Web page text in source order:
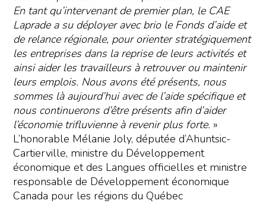
En tant qu’intervenant de premier plan, le CAE
Laprade a su déployer avec brio le Fonds d’aide et
de relance régionale, pour orienter stratégiquement
les entreprises dans la reprise de leurs activités et
ainsi aider les travailleurs à retrouver ou maintenir
leurs emplois. Nous avons été présents, nous
sommes là aujourd’hui avec de l’aide spécifique et
nous continuerons d’être présents afin d’aider
l’économie trifluvienne à revenir plus forte. »
L’honorable Mélanie Joly, députée d’Ahuntsic-
Cartierville, ministre du Développement
économique et des Langues officielles et ministre
responsable de Développement économique
Canada pour les régions du Québec